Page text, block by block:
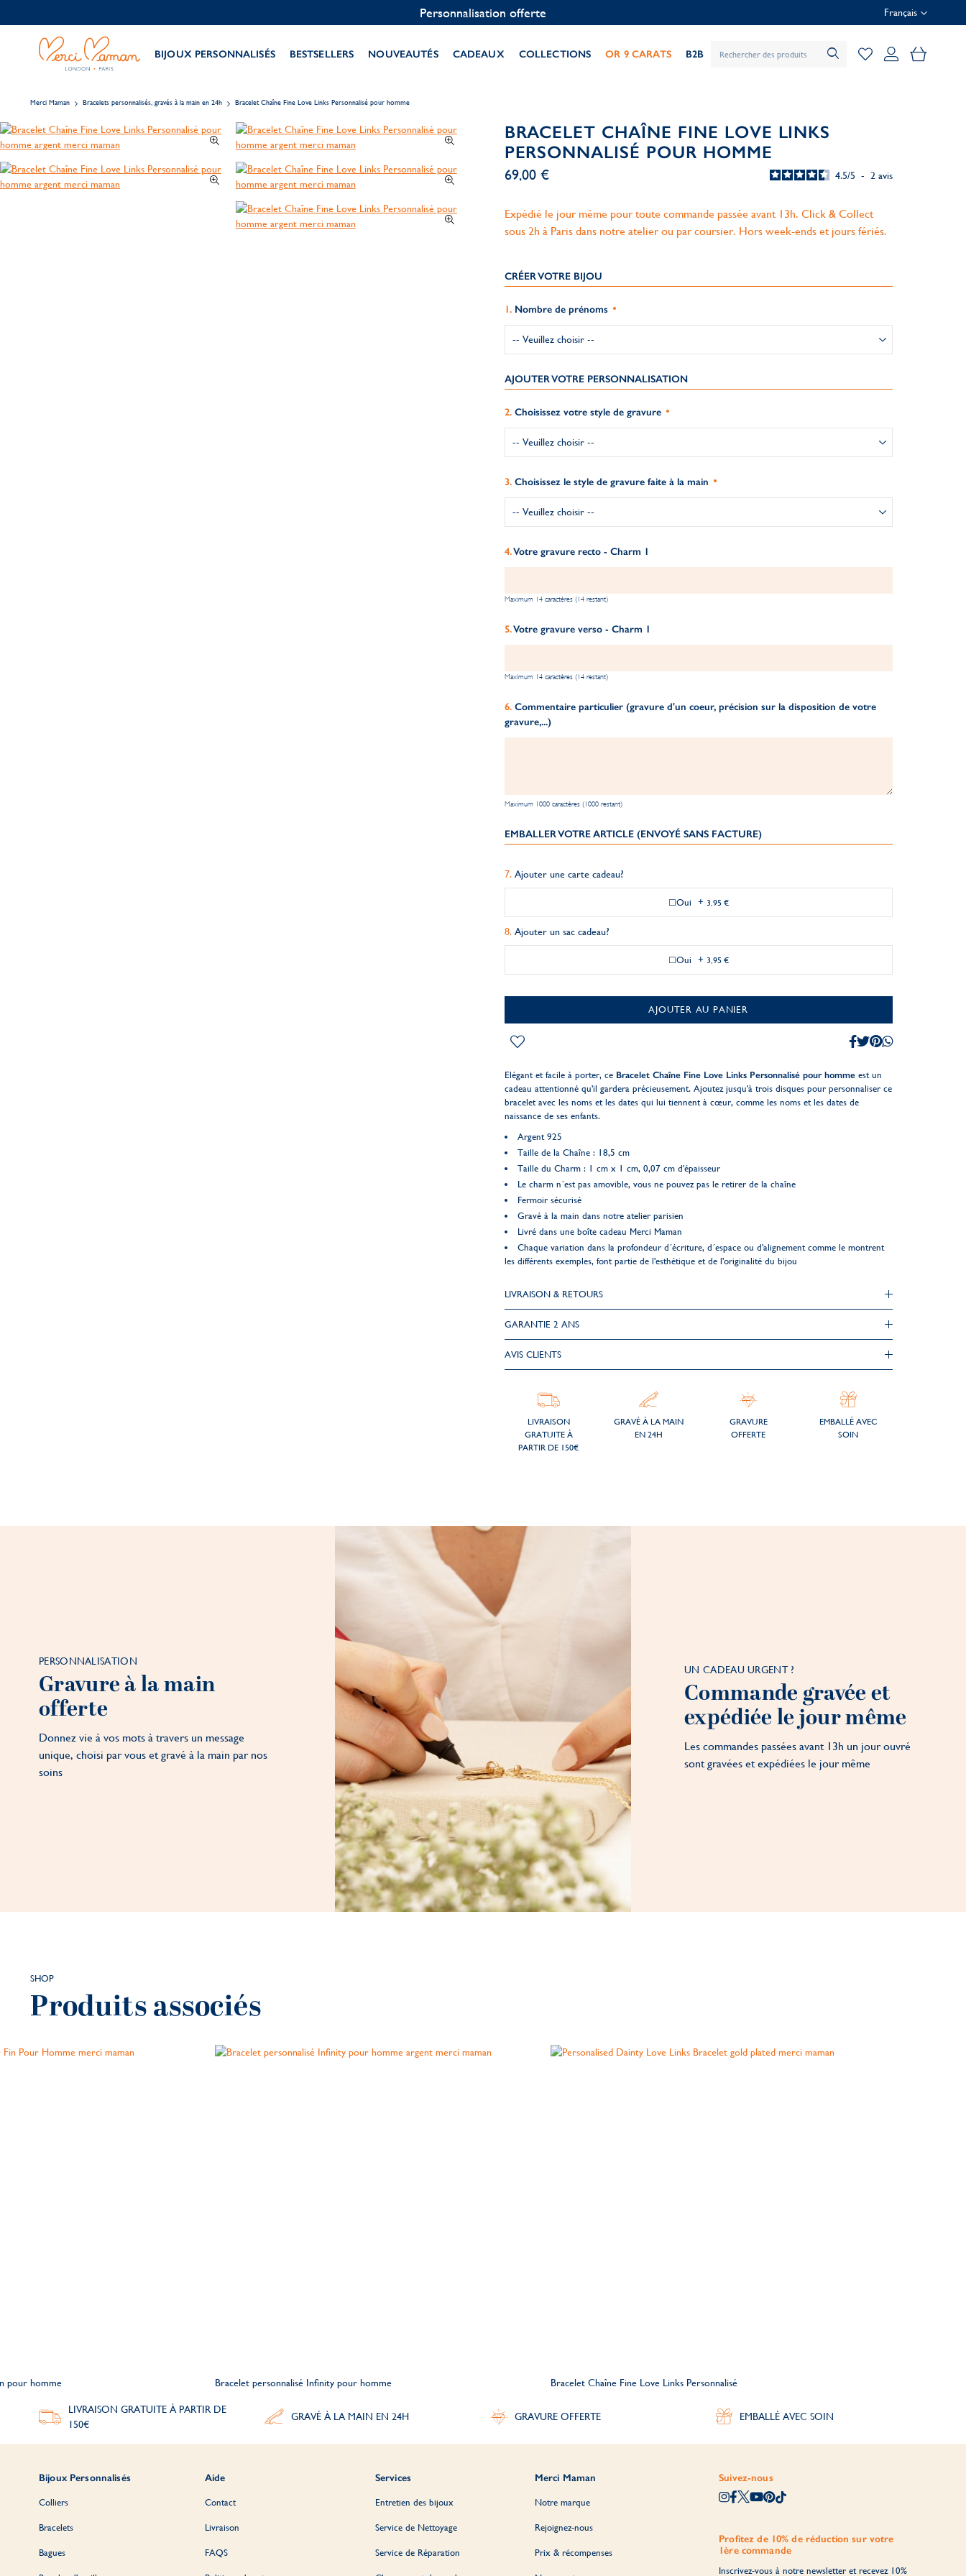
Personnalisation offerte Français
BIJOUX PERSONNALISÉS BESTSELLERS NOUVEAUTÉS CADEAUX COLLECTIONS OR 9 CARATS B2B Mon
Merci Maman Bracelets personnalisés, gravés à la main en 24h Bracelet Chaîne Fine Love Links Personnalisé pour homme
BRACELET CHAÎNE FINE LOVE LINKS
PERSONNALISÉ POUR HOMME
4.5/5 - 2 avis
69,00 €
Expédié le jour même pour toute commande passée avant 13h. Click & Collect
sous 2h à Paris dans notre atelier ou par coursier. Hors week-ends et jours fériés.
CRÉER VOTRE BIJOU
Nombre de prénoms
AJOUTER VOTRE PERSONNALISATION
Choisissez votre style de gravure
Choisissez le style de gravure faite à la main
Votre gravure recto - Charm 1
Maximum 14 caractères (14 restant)
Votre gravure verso - Charm 1
Maximum 14 caractères (14 restant)
Commentaire particulier (gravure d'un coeur, précision sur la disposition de votre
gravure,...)
Maximum 1000 caractères (1000 restant)
EMBALLER VOTRE ARTICLE (ENVOYÉ SANS FACTURE)
Ajouter une carte cadeau?
Oui + 3,95 €
Ajouter un sac cadeau?
Oui + 3,95 €
AJOUTER AU PANIER
Elégant et facile à porter, ce Bracelet Chaîne Fine Love Links Personnalisé pour hommeest un
cadeau attentionné qu'il gardera précieusement. Ajoutez jusqu'à trois disques pour personnaliser ce
bracelet avec les noms et les dates qui lui tiennent à cœur, comme les noms et les dates de
naissance de ses enfants.
Argent 925
Taille de la Chaîne : 18,5 cm
Taille du Charm : 1 cm x 1 cm, 0,07 cm d'épaisseur
Le charm n´est pas amovible, vous ne pouvez pas le retirer de la chaîne
Fermoir sécurisé
Gravé à la main dans notre atelier parisien
Livré dans une boîte cadeau Merci Maman
Chaque variation dans la profondeur d´écriture, d´espace ou d'alignement comme le montrent
les différents exemples, font partie de l'esthétique et de l'originalité du bijou
LIVRAISON & RETOURS
GARANTIE 2 ANS
AVIS CLIENTS
LIVRAISON
GRATUITE À
PARTIR DE 150€
GRAVÉ À LA MAIN
EN 24H
GRAVURE
OFFERTE
EMBALLÉ AVEC
SOIN
PERSONNALISATION
Gravure à la main
offerte
Donnez vie à vos mots à travers un message
unique, choisi par vous et gravé à la main par nos
soins
UN CADEAU URGENT ?
Commande gravée et
expédiée le jour même
Les commandes passées avant 13h un jour ouvré
sont gravées et expédiées le jour même
SHOP
Produits associés
pour homme Bracelet personnalisé Infinity pour homme Bracelet Chaîne Fine Love Links Personnalisé
LIVRAISON GRATUITE À PARTIR DE
150€
GRAVÉ À LA MAIN EN 24H GRAVURE OFFERTE EMBALLÉ AVEC SOIN
Bijoux Personnalisés
Colliers
Bracelets
Bagues
Aide
Contact
Livraison
FAQS
Services
Entretien des bijoux
Service de Nettoyage
Service de Réparation
Merci Maman
Notre marque
Rejoignez-nous
Prix & récompenses
Suivez-nous
Profitez de 10% de réduction sur votre
1ère commande
Inscrivez-vous à notre newsletter et recevez 10%